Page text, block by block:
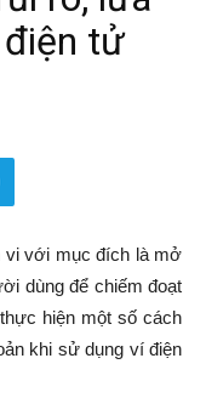
tử
vi với mục đích là mở
dùng để chiếm đoạt
hiện một số cách
khi sử dụng ví điện